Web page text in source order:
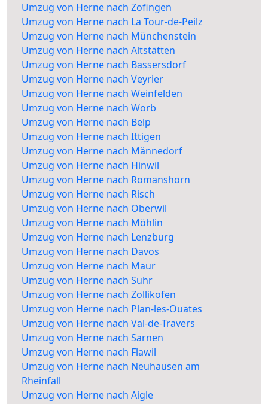
Umzug von Herne nach Zofingen
Umzug von Herne nach La Tour-de-Peilz
Umzug von Herne nach Münchenstein
Umzug von Herne nach Altstätten
Umzug von Herne nach Bassersdorf
Umzug von Herne nach Veyrier
Umzug von Herne nach Weinfelden
Umzug von Herne nach Worb
Umzug von Herne nach Belp
Umzug von Herne nach Ittigen
Umzug von Herne nach Männedorf
Umzug von Herne nach Hinwil
Umzug von Herne nach Romanshorn
Umzug von Herne nach Risch
Umzug von Herne nach Oberwil
Umzug von Herne nach Möhlin
Umzug von Herne nach Lenzburg
Umzug von Herne nach Davos
Umzug von Herne nach Maur
Umzug von Herne nach Suhr
Umzug von Herne nach Zollikofen
Umzug von Herne nach Plan-les-Ouates
Umzug von Herne nach Val-de-Travers
Umzug von Herne nach Sarnen
Umzug von Herne nach Flawil
Umzug von Herne nach Neuhausen am
Rheinfall
Umzug von Herne nach Aigle